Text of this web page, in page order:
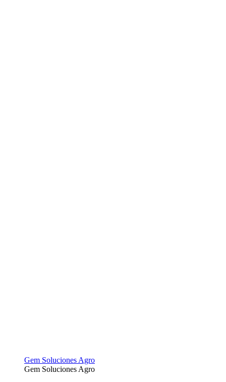
Gem Soluciones Agro
Gem Soluciones Agro